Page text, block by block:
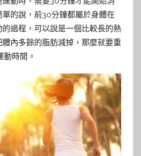
的說，前30分鐘都屬於身體在
過程，可以說是一個比較長的熱
內多餘的脂肪減掉，那麼就要重
時間。